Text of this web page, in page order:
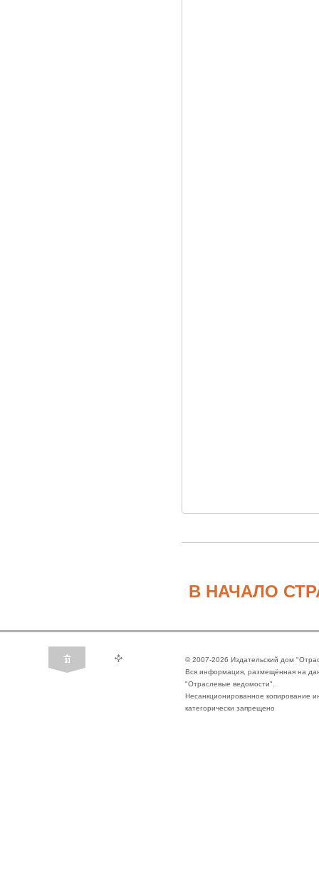
В НАЧАЛО
© 2007-2026 Издательский дом
Вся информация, размещённая на
"Отраслевые ведомости".
Несанкционированное копирование
категорически запрещено